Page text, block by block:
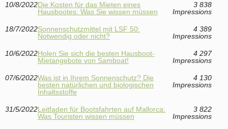
10/8/2022Die Kosten für das Mieten eines
Hausbootes: Was Sie wissen müssen
3 838
Impressions
18/7/2022Sonnenschutzmittel mit LSF 50:
Notwendig oder nicht?
4 389
Impressions
10/6/2022Holen Sie sich die besten Hausboot-
Mietangebote von Samboat!
4 297
Impressions
07/6/2022Was ist in Ihrem Sonnenschutz? Die
besten natürlichen und biologischen
Inhaltsstoffe
4 130
Impressions
31/5/2022Leitfaden für Bootsfahrten auf Mallorca:
Was Touristen wissen müssen
3 822
Impressions